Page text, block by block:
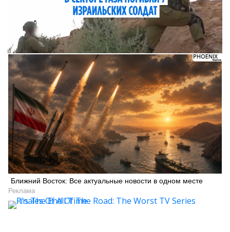
Ближний Восток: Все актуальные новости в одном месте
Реклама